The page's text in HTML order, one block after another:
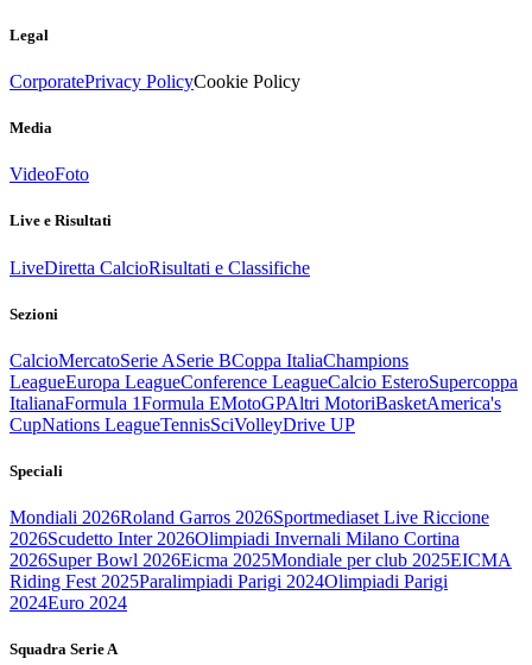
Legal
CorporatePrivacy PolicyCookie Policy
Media
VideoFoto
Live e Risultati
LiveDiretta CalcioRisultati e Classifiche
Sezioni
CalcioMercatoSerie ASerie BCoppa ItaliaChampions
LeagueEuropa LeagueConference LeagueCalcio EsteroSupercoppa
ItalianaFormula 1Formula EMotoGPAltri MotoriBasketAmerica's
CupNations LeagueTennisSciVolleyDrive UP
Speciali
Mondiali 2026Roland Garros 2026Sportmediaset Live Riccione
2026Scudetto Inter 2026Olimpiadi Invernali Milano Cortina
2026Super Bowl 2026Eicma 2025Mondiale per club 2025EICMA
Riding Fest 2025Paralimpiadi Parigi 2024Olimpiadi Parigi
2024Euro 2024
Squadra Serie A